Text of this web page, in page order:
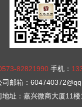
82821990 手机：
司邮箱：
址： 嘉兴微商大厦11